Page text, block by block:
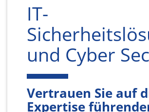
IT-
und Cyber
Vertrauen Sie auf
Expertise